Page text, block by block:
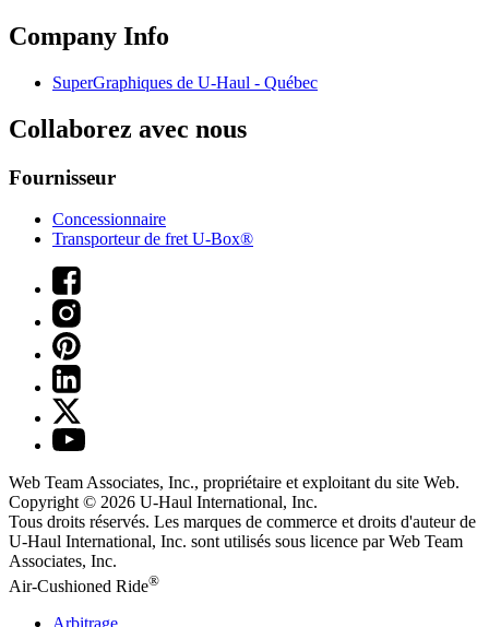
Company Info
SuperGraphiques de U-Haul - Québec
Collaborez avec nous
Fournisseur
Concessionnaire
Transporteur de fret U-Box®
Web Team Associates, Inc., propriétaire et exploitant du site Web.
Copyright © 2026 U-Haul International, Inc.
Tous droits réservés. Les marques de commerce et droits d'auteur de
U-Haul International, Inc. sont utilisés sous licence par Web Team
Associates, Inc.
Air-Cushioned Ride®
Arbitrage